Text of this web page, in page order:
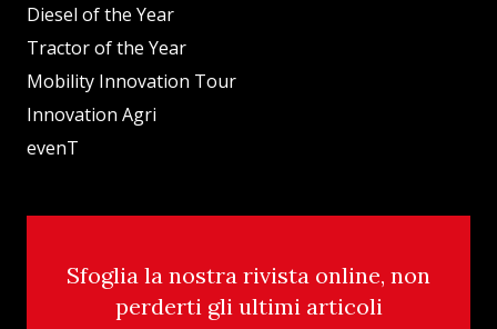
Diesel of the Year
Tractor of the Year
Mobility Innovation Tour
Innovation Agri
evenT
Sfoglia la nostra rivista online, non
perderti gli ultimi articoli